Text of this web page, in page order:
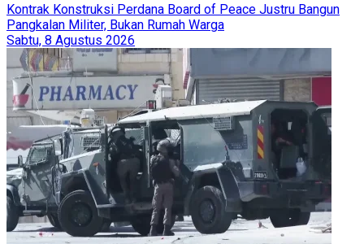
Kontrak Konstruksi Perdana Board of Peace Justru Bangun
Pangkalan Militer, Bukan Rumah Warga
Sabtu, 8 Agustus 2026